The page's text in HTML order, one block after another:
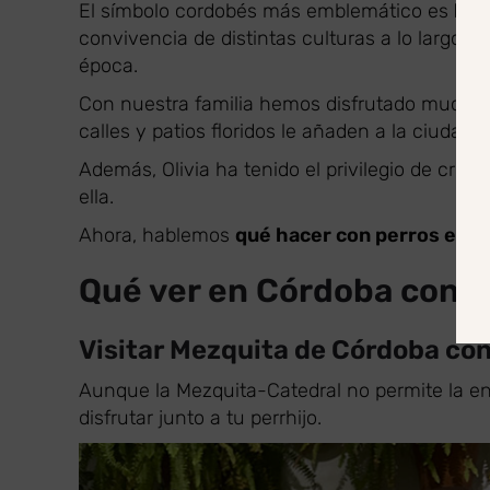
El símbolo cordobés más emblemático es la
convivencia de distintas culturas a lo largo
época.
Con nuestra familia hemos disfrutado
calles y patios floridos le añaden a la ciudad
Además, Olivia ha tenido el privilegio de
ella.
Ahora, hablemos qué hacer con perros en
Qué ver en Córdoba con
Visitar Mezquita de Córdoba
Aunque la Mezquita-Catedral no permite la
disfrutar junto a tu perrhijo.